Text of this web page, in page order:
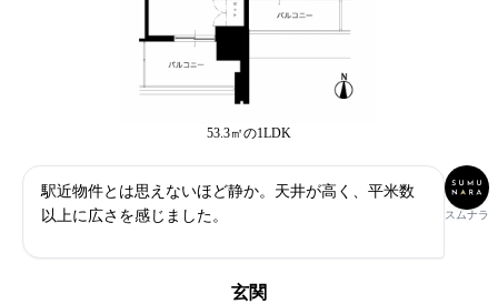
53.3㎡の1LDK
スムナラ
駅近物件とは思えないほど静か。天井が高く、平米数
以上に広さを感じました。
玄関